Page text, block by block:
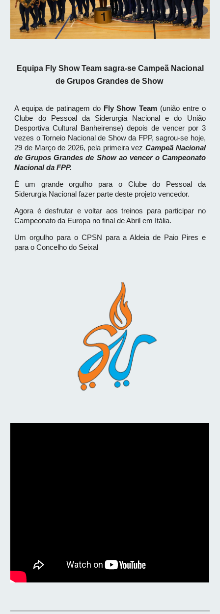
Equipa Fly Show Team sagra-se Campeã Nacional
de Grupos Grandes de Show
A equipa de patinagem do Fly Show Team (união entre o
Clube do Pessoal da Siderurgia Nacional e do União
Desportiva Cultural Banheirense) depois de vencer por 3
vezes o Torneio Nacional de Show da FPP, sagrou-se hoje,
29 de Março de 2026, pela primeira vezCampeã Nacional
de Grupos Grandes de Show ao vencer o Campeonato
Nacional da FPP.
É um grande orgulho para o Clube do Pessoal da
Siderurgia Nacional fazer parte deste projeto vencedor.
Agora é desfrutar e voltar aos treinos para participar no
Campeonato da Europa no final de Abril em Itália.
Um orgulho para o CPSN para a Aldeia de Paio Pires e
para o Concelho do Seixal